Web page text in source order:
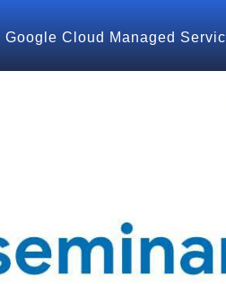
Google Cloud Managed